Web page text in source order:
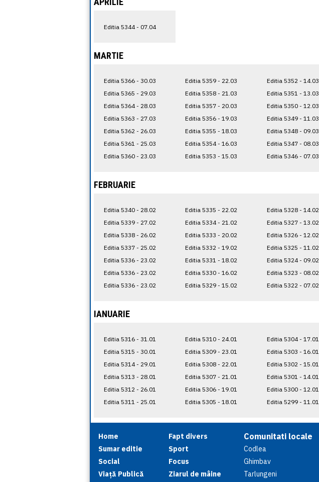
Editia 5344 - 07.04
MARTIE
Editia 5366 - 30.03
Editia 5365 - 29.03
Editia 5364 - 28.03
Editia 5363 - 27.03
Editia 5362 - 26.03
Editia 5361 - 25.03
Editia 5360 - 23.03
Editia 5359 - 22.03
Editia 5358 - 21.03
Editia 5357 - 20.03
Editia 5356 - 19.03
Editia 5355 - 18.03
Editia 5354 - 16.03
Editia 5353 - 15.03
Editia 5352 - 14.03
Editia 5351 - 13.03
Editia 5350 - 12.03
Editia 5349 - 11.03
Editia 5348 - 09.03
Editia 5347 - 08.03
Editia 5346 - 07.03
FEBRUARIE
Editia 5340 - 28.02
Editia 5339 - 27.02
Editia 5338 - 26.02
Editia 5337 - 25.02
Editia 5336 - 23.02
Editia 5336 - 23.02
Editia 5336 - 23.02
Editia 5335 - 22.02
Editia 5334 - 21.02
Editia 5333 - 20.02
Editia 5332 - 19.02
Editia 5331 - 18.02
Editia 5330 - 16.02
Editia 5329 - 15.02
Editia 5328 - 14.02
Editia 5327 - 13.02
Editia 5326 - 12.02
Editia 5325 - 11.02
Editia 5324 - 09.02
Editia 5323 - 08.02
Editia 5322 - 07.02
IANUARIE
Editia 5316 - 31.01
Editia 5315 - 30.01
Editia 5314 - 29.01
Editia 5313 - 28.01
Editia 5312 - 26.01
Editia 5311 - 25.01
Editia 5310 - 24.01
Editia 5309 - 23.01
Editia 5308 - 22.01
Editia 5307 - 21.01
Editia 5306 - 19.01
Editia 5305 - 18.01
Editia 5304 - 17.01
Editia 5303 - 16.01
Editia 5302 - 15.01
Editia 5301 - 14.01
Editia 5300 - 12.01
Editia 5299 - 11.01
Home
Sumar editie
Social
Viață Publică
Fapt divers
Sport
Focus
Ziarul de mâine
Comunitati locale
Codlea
Ghimbav
Tarlungeni